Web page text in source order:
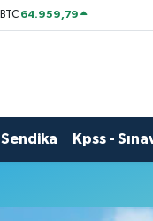
BTC 64.959,79
Sendika Kpss -